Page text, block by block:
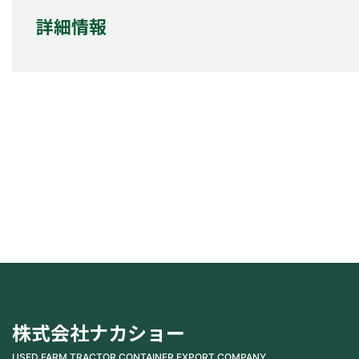
詳細情報
株式会社ナカショー